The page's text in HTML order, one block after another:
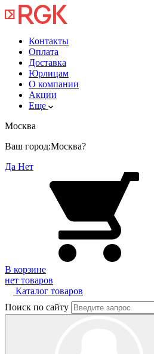
Контакты
Оплата
Доставка
Юрлицам
О компании
Акции
Еще
Москва
Ваш город:Москва?
Да Нет
В корзине
нет товаров
Каталог товаров
Поиск по сайту